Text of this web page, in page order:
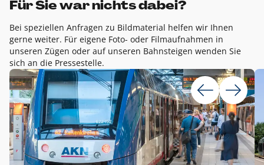
Für Sie war nichts dabei?
Bei speziellen Anfragen zu Bildmaterial helfen wir Ihnen
gerne weiter. Für eigene Foto- oder Filmaufnahmen in
unseren Zügen oder auf unseren Bahnsteigen wenden Sie
sich an die Pressestelle.